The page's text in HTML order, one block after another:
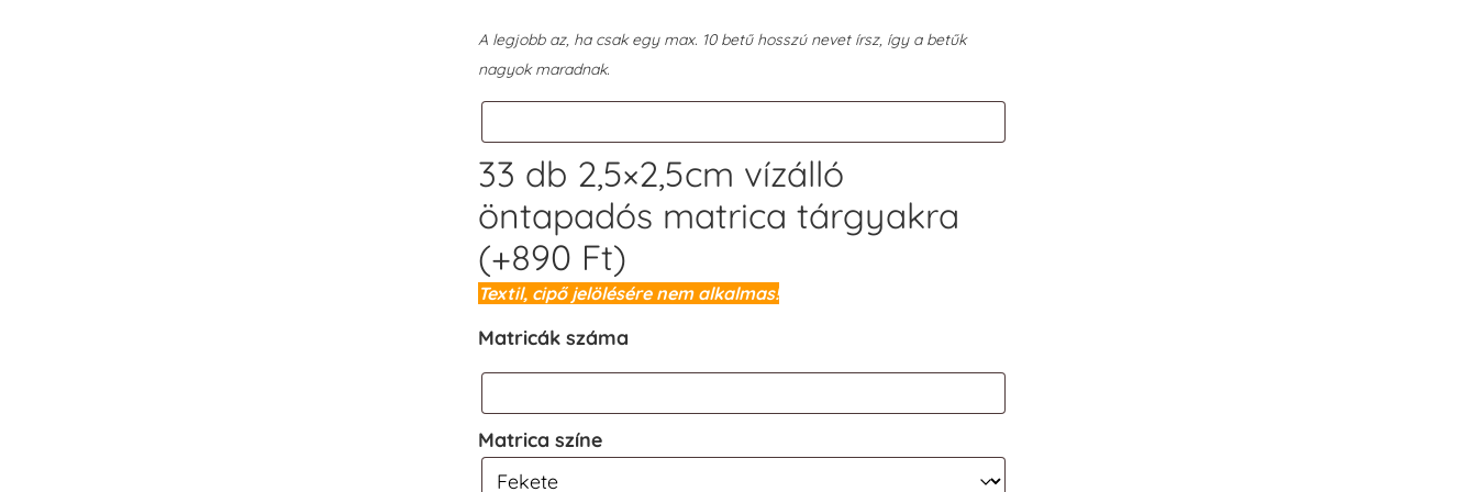
A legjobb az, ha csak egy max. 10 betű hosszú nevet írsz, így a betűk
nagyok maradnak.
33 db 2,5×2,5cm vízálló
öntapadós matrica tárgyakra
(+890 Ft)
Textil, cipő jelölésére nem alkalmas!
Matricák száma
Matrica színe